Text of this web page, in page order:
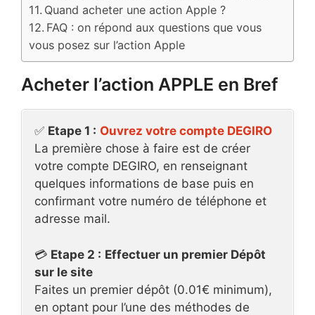
Quand acheter une action Apple ?
FAQ : on répond aux questions que vous
vous posez sur l’action Apple
Acheter l’action APPLE en Bref
✅ Etape 1 : Ouvrez votre compte DEGIRO
La première chose à faire est de créer
votre compte DEGIRO, en renseignant
quelques informations de base puis en
confirmant votre numéro de téléphone et
adresse mail.
💳 Etape 2 : Effectuer un premier Dépôt
sur le site
Faites un premier dépôt (0.01€ minimum),
en optant pour l’une des méthodes de